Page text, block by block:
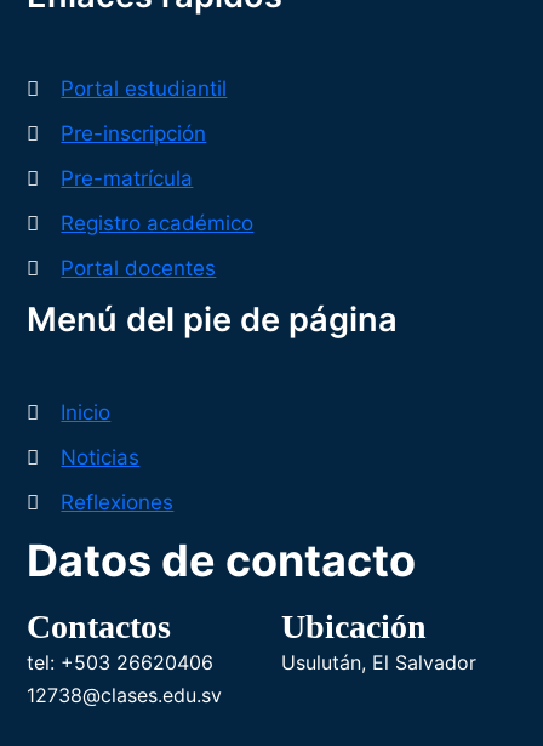
Portal estudiantil
Pre-inscripción
Pre-matrícula
Registro académico
Portal docentes
Menú del pie de página
Inicio
Noticias
Reflexiones
Datos de contacto
Contactos
tel: +503 26620406
12738@clases.edu.sv
Ubicación
Usulután, El Salvador